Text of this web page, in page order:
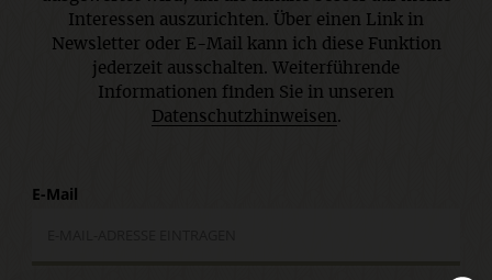
Interessen auszurichten. Über einen Link in
Newsletter oder E-Mail kann ich diese Funktion
jederzeit ausschalten. Weiterführende
Informationen finden Sie in unseren
Datenschutzhinweisen.
E-Mail